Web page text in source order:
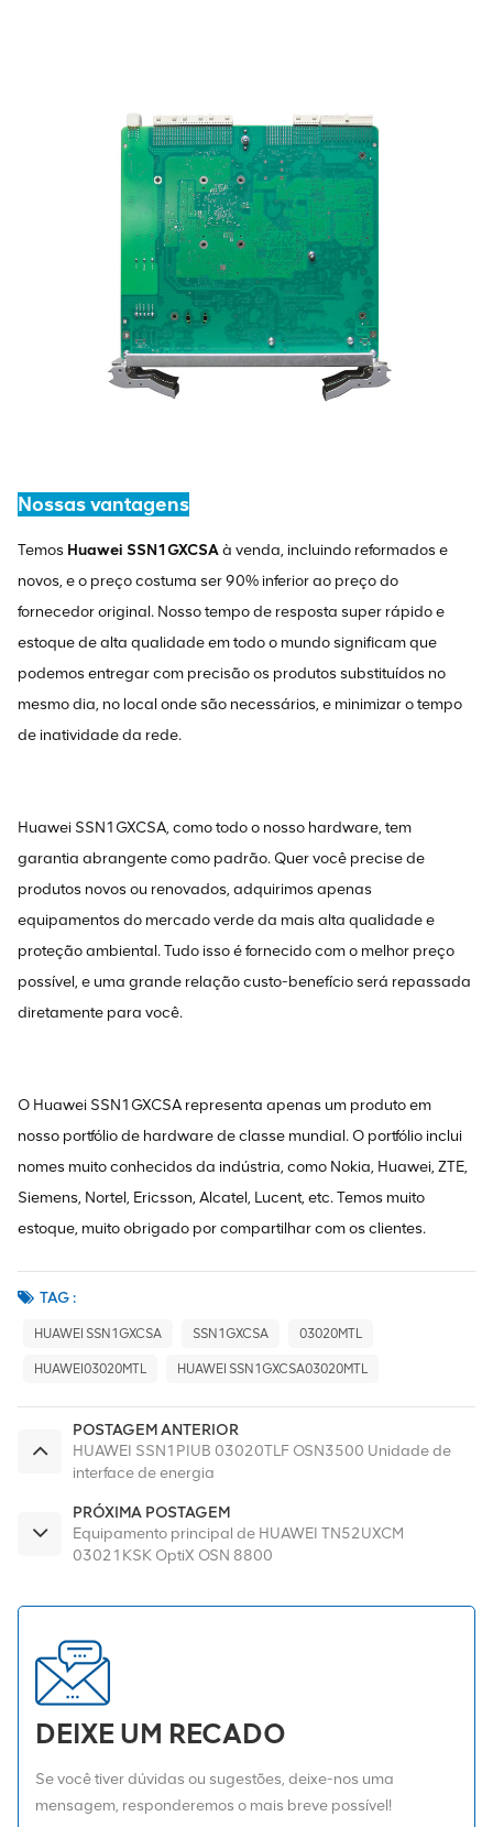
Nossas vantagens
Temos Huawei SSN1GXCSAà venda, incluindo reformados e
novos, e o preço costuma ser 90% inferior ao preço do
fornecedor original. Nosso tempo de resposta super rápido e
estoque de alta qualidade em todo o mundo significam que
podemos entregar com precisão os produtos substituídos no
mesmo dia, no local onde são necessários, e minimizar o tempo
de inatividade da rede.
Huawei SSN1GXCSA, como todo o nosso hardware, tem
garantia abrangente como padrão. Quer você precise de
produtos novos ou renovados, adquirimos apenas
equipamentos do mercado verde da mais alta qualidade e
proteção ambiental. Tudo isso é fornecido com o melhor preço
possível, e uma grande relação custo-benefício será repassada
diretamente para você.
O Huawei SSN1GXCSA representa apenas um produto em
nosso portfólio de hardware de classe mundial. O portfólio inclui
nomes muito conhecidos da indústria, como Nokia, Huawei, ZTE,
Siemens, Nortel, Ericsson, Alcatel, Lucent, etc. Temos muito
estoque, muito obrigado por compartilhar com os clientes.
TAG :
HUAWEI SSN1GXCSA SSN1GXCSA 03020MTL
HUAWEI03020MTL HUAWEI SSN1GXCSA03020MTL
POSTAGEM ANTERIOR
HUAWEI SSN1PIUB 03020TLF OSN3500 Unidade de
interface de energia
PRÓXIMA POSTAGEM
Equipamento principal de HUAWEI TN52UXCM
03021KSK OptiX OSN 8800
DEIXE UM RECADO
Se você tiver dúvidas ou sugestões, deixe-nos uma
mensagem, responderemos o mais breve possível!